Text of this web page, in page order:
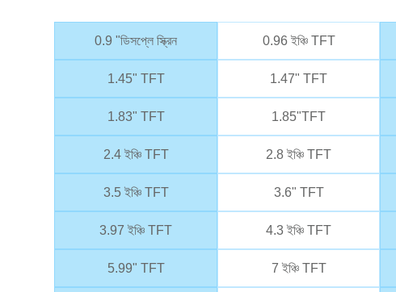
0.9 "ডিসপ্লে স্ক্রিন 0.96 ইঞ্চি TFT
1.45" TFT 1.47" TFT
1.83" TFT 1.85"TFT
2.4 ইঞ্চি TFT 2.8 ইঞ্চি TFT
3.5 ইঞ্চি TFT 3.6" TFT
3.97 ইঞ্চি TFT 4.3 ইঞ্চি TFT
5.99" TFT 7 ইঞ্চি TFT